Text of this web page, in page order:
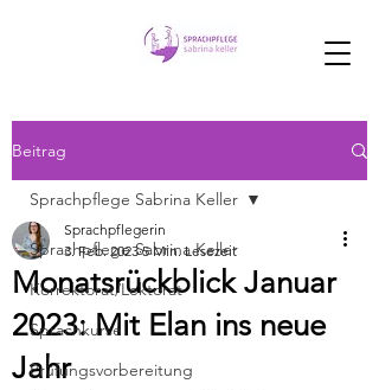
Beitrag
Sprachpflege Sabrina Keller
Korrektorat/Lektorat
Sprachkurse
Prüfungsvorbereitung
Sprachpflege Sabrina Keller
Monatsrückblick Januar
2023: Mit Elan ins neue
Jahr
Sprachpflegerin
3. Feb. 2023 5 Min. Lesezeit